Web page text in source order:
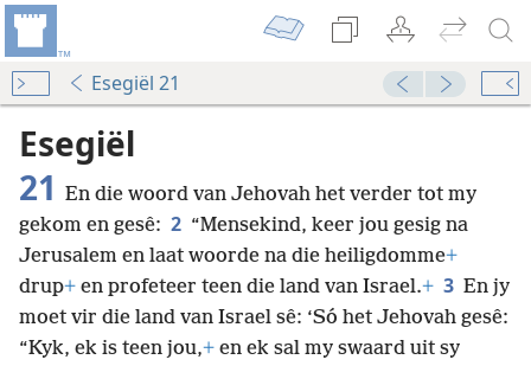
Esegiël 21
Esegiël
21 En die woord van Jehovah het verder tot my
gekom en gesê: 2 “Mensekind, keer jou gesig na
Jerusalem en laat woorde na die heiligdomme+
drup+ en profeteer teen die land van Israel.+ 3 En jy
moet vir die land van Israel sê: ‘Só het Jehovah gesê:
“Kyk, ek is teen jou,+ en ek sal my swaard uit sy